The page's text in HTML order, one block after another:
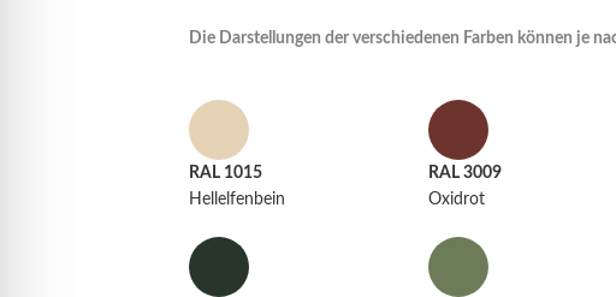
Die Darstellungen der verschiedenen Farben können je
RAL 1015
Hellelfenbein
RAL 3009
Oxidrot